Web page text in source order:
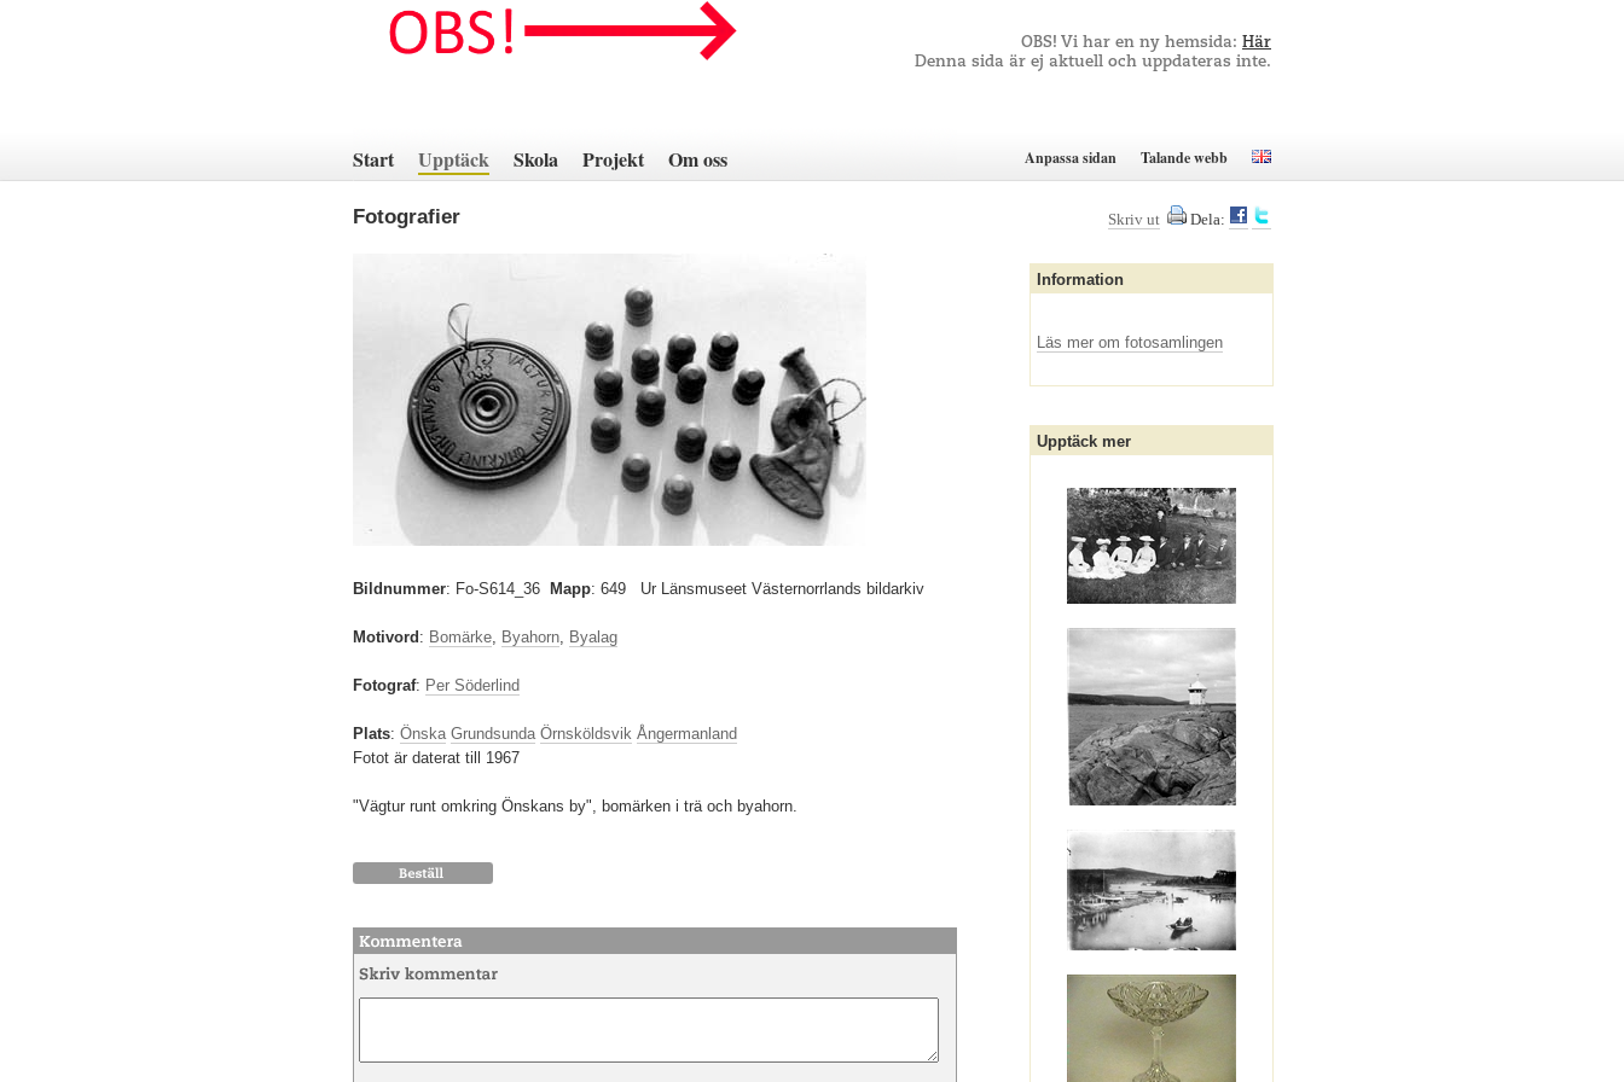
innehåll
OBS! Vi har en ny hemsida: Här
Denna sida är ej aktuell och uppdateras inte.
Start Upptäck Skola Projekt Om oss Anpassa sidan Talande webb
Fotografier
Bildnummer: Fo-S614_36 Mapp: 649 Ur Länsmuseet Västernorrlands bildarkiv
Motivord : Bomärke, Byahorn, Byalag
Fotograf: Per Söderlind
Plats: Önska Grundsunda Örnsköldsvik Ångermanland
Fotot är daterat till 1967
"Vägtur runt omkring Önskans by", bomärken i trä och byahorn.
Skriv ut Dela:
Information
Läs mer om fotosamlingen
Upptäck mer